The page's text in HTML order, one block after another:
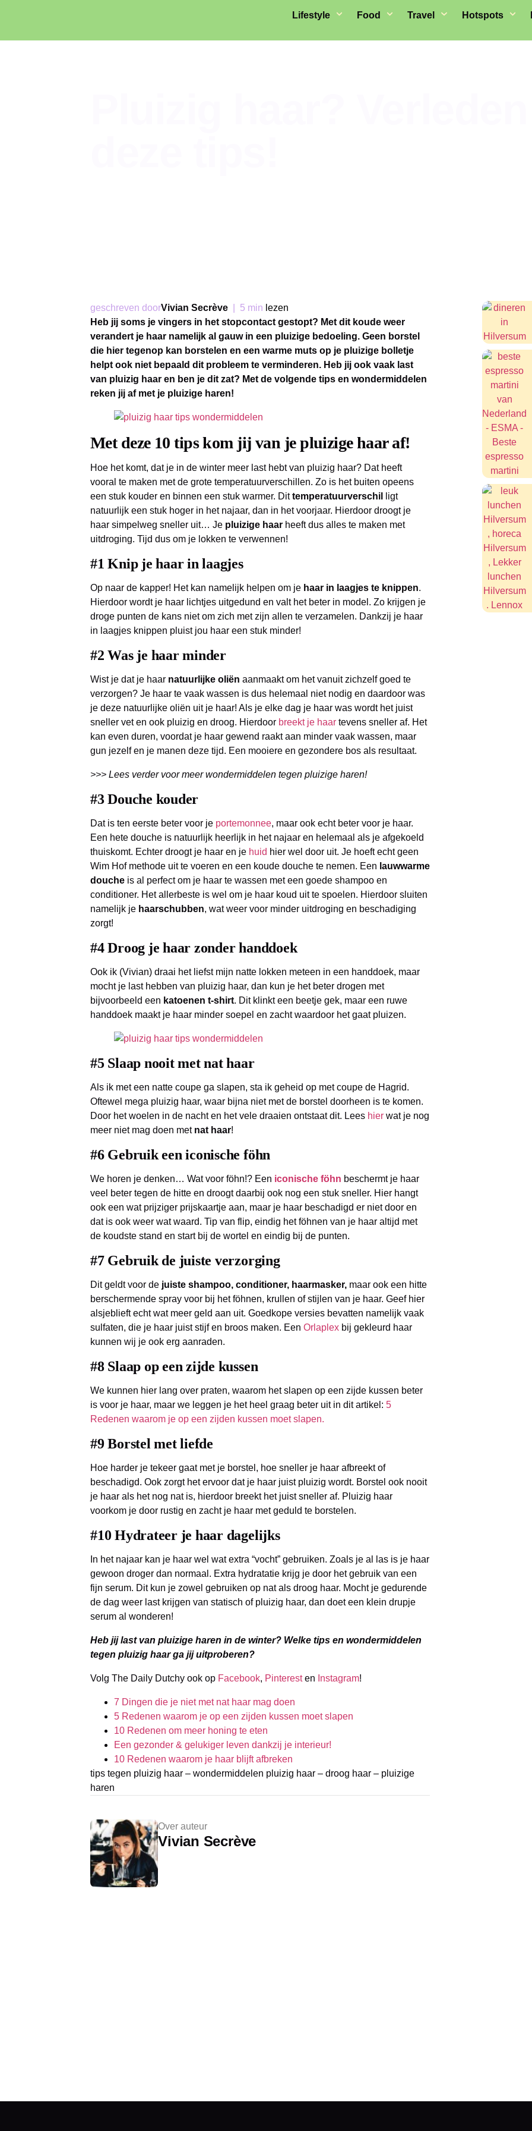
Lifestyle Food Travel Hotspots
geschreven doorVivian Secrève 5 min lezen
Heb jij soms je vingers in het stopcontact gestopt? Met dit koude weer
verandert je haar namelijk al gauw in een pluizige bedoeling. Geen borstel
die hier tegenop kan borstelen en een warme muts op je pluizige bolletje
helpt ook niet bepaald dit probleem te verminderen. Heb jij ook vaak last
van pluizig haar en ben je dit zat? Met de volgende tips en wondermiddelen
reken jij af met je pluizige haren!
Met deze 10 tips kom jij van je pluizige haar af!
Hoe het komt, dat je in de winter meer last hebt van pluizig haar? Dat heeft
vooral te maken met de grote temperatuurverschillen. Zo is het buiten opeens
een stuk kouder en binnen een stuk warmer. Dittemperatuurverschil
ligt
natuurlijk een stuk hoger in het najaar, dan in het voorjaar. Hierdoor droogt je
haar simpelweg sneller uit… Je pluizige haar heeft dus alles te maken met
uitdroging. Tijd dus om je lokken te verwennen!
#1 Knip je haar in laagjes
Op naar de kapper! Het kan namelijk helpen om je haar in laagjes te knippen.
Hierdoor wordt je haar lichtjes uitgedund en valt het beter in model. Zo krijgen je
droge punten de kans niet om zich met zijn allen te verzamelen. Dankzij je haar
in laagjes knippen pluist jou haar een stuk minder!
#2 Was je haar minder
Wist je dat je haar natuurlijke oliën aanmaakt om het vanuit zichzelf goed te
verzorgen? Je haar te vaak wassen is dus helemaal niet nodig en daardoor was
je deze natuurlijke oliën uit je haar! Als je elke dag je haar was wordt het juist
sneller vet en ook pluizig en droog. Hierdoor breekt je haar tevens sneller af. Het
kan even duren, voordat je haar gewend raakt aan minder vaak wassen, maar
gun jezelf en je manen deze tijd. Een mooiere en gezondere bos als resultaat.
>>> Lees verder voor meer wondermiddelen tegen pluizige haren!
#3 Douche kouder
Dat is ten eerste beter voor je portemonnee, maar ook echt beter voor je haar.
Een hete douche is natuurlijk heerlijk in het najaar en helemaal als je afgekoeld
thuiskomt. Echter droogt je haar en je huid hier wel door uit. Je hoeft echt geen
Wim Hof methode uit te voeren en een koude douche te nemen. Een lauwwarme
douche is al perfect om je haar te wassen met een goede shampoo en
conditioner. Het allerbeste is wel om je haar koud uit te spoelen. Hierdoor sluiten
namelijk je haarschubben, wat weer voor minder uitdroging en beschadiging
zorgt!
#4 Droog je haar zonder handdoek
Ook ik (Vivian) draai het liefst mijn natte lokken meteen in een handdoek, maar
mocht je last hebben van pluizig haar, dan kun je het beter drogen met
bijvoorbeeld een katoenen t-shirt. Dit klinkt een beetje gek, maar een ruwe
handdoek maakt je haar minder soepel en zacht waardoor het gaat pluizen.
#5 Slaap nooit met nat haar
Als ik met een natte coupe ga slapen, sta ik geheid op met coupe de Hagrid.
Oftewel mega pluizig haar, waar bijna niet met de borstel doorheen is te komen.
Door het woelen in de nacht en het vele draaien ontstaat dit. Lees hier wat je nog
meer niet mag doen met nat haar!
#6 Gebruik een iconische föhn
We horen je denken… Wat voor föhn!? Een iconische föhn beschermt je haar
veel beter tegen de hitte en droogt daarbij ook nog een stuk sneller. Hier hangt
ook een wat prijziger prijskaartje aan, maar je haar beschadigd er niet door en
dat is ook weer wat waard. Tip van flip, eindig het föhnen van je haar altijd met
de koudste stand en start bij de wortel en eindig bij de punten.
#7 Gebruik de juiste verzorging
Dit geldt voor de juiste shampoo, conditioner, haarmasker, maar ook een hitte
berschermende spray voor bij het föhnen, krullen of stijlen van je haar. Geef hier
alsjeblieft echt wat meer geld aan uit. Goedkope versies bevatten namelijk vaak
sulfaten, die je haar juist stijf en broos maken. Een Orlaplex bij gekleurd haar
kunnen wij je ook erg aanraden.
#8 Slaap op een zijde kussen
We kunnen hier lang over praten, waarom het slapen op een zijde kussen beter
is voor je haar, maar we leggen je het heel graag beter uit in dit artikel: 5
Redenen waarom je op een zijden kussen moet slapen.
#9 Borstel met liefde
Hoe harder je tekeer gaat met je borstel, hoe sneller je haar afbreekt of
beschadigd. Ook zorgt het ervoor dat je haar juist pluizig wordt. Borstel ook nooit
je haar als het nog nat is, hierdoor breekt het juist sneller af. Pluizig haar
voorkom je door rustig en zacht je haar met geduld te borstelen.
#10 Hydrateer je haar dagelijks
In het najaar kan je haar wel wat extra “vocht” gebruiken. Zoals je al las is je haar
gewoon droger dan normaal. Extra hydratatie krijg je door het gebruik van een
fijn serum. Dit kun je zowel gebruiken op nat als droog haar. Mocht je gedurende
de dag weer last krijgen van statisch of pluizig haar, dan doet een klein drupje
serum al wonderen!
Heb jij last van pluizige haren in de winter? Welke tips en wondermiddelen
tegen pluizig haar ga jij uitproberen?
Volg The Daily Dutchy ook op Facebook, Pinteresten Instagram!
7 Dingen die je niet met nat haar mag doen
5 Redenen waarom je op een zijden kussen moet slapen
10 Redenen om meer honing te eten
Een gezonder & gelukiger leven dankzij je interieur!
10 Redenen waarom je haar blijft afbreken
tips tegen pluizig haar – wondermiddelen pluizig haar – droog haar – pluizige
haren
Over auteur
Vivian Secrève